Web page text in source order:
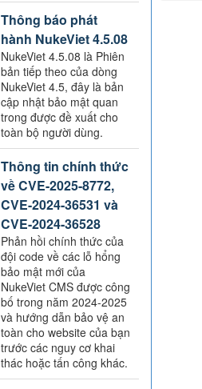
Thông báo phát
hành NukeViet 4.5.08
NukeViet 4.5.08 là Phiên
bản tiếp theo của dòng
NukeViet 4.5, đây là bản
cập nhật bảo mật quan
trong được đề xuất cho
toàn bộ người dùng.
Thông tin chính thức
về CVE-2025-8772,
CVE-2024-36531 và
CVE-2024-36528
Phản hồi chính thức của
đội code về các lỗ hổng
bảo mật mới của
NukeViet CMS được công
bố trong năm 2024-2025
và hướng dẫn bảo vệ an
toàn cho website của bạn
trước các nguy cơ khai
thác hoặc tấn công khác.